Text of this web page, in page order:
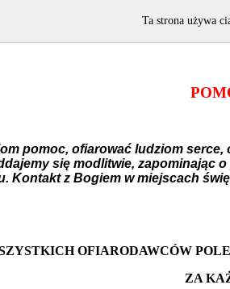
pomoc, ofiarować ludziom
się modlitwie, zapominając
Kontakt z Bogiem w miejscach
OFIARODAWCÓW
ZA
Ta strona używa